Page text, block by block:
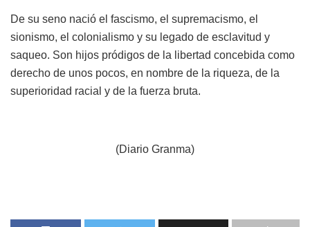
De su seno nació el fascismo, el supremacismo, el
sionismo, el colonialismo y su legado de esclavitud y
saqueo. Son hijos pródigos de la libertad concebida como
derecho de unos pocos, en nombre de la riqueza, de la
superioridad racial y de la fuerza bruta.
(Diario Granma)